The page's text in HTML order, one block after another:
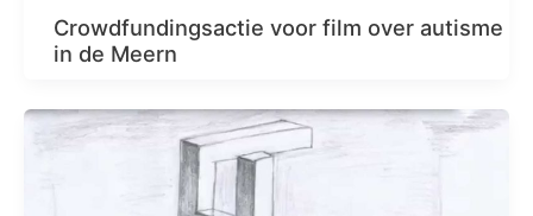
Crowdfundingsactie voor film over autisme
in de Meern